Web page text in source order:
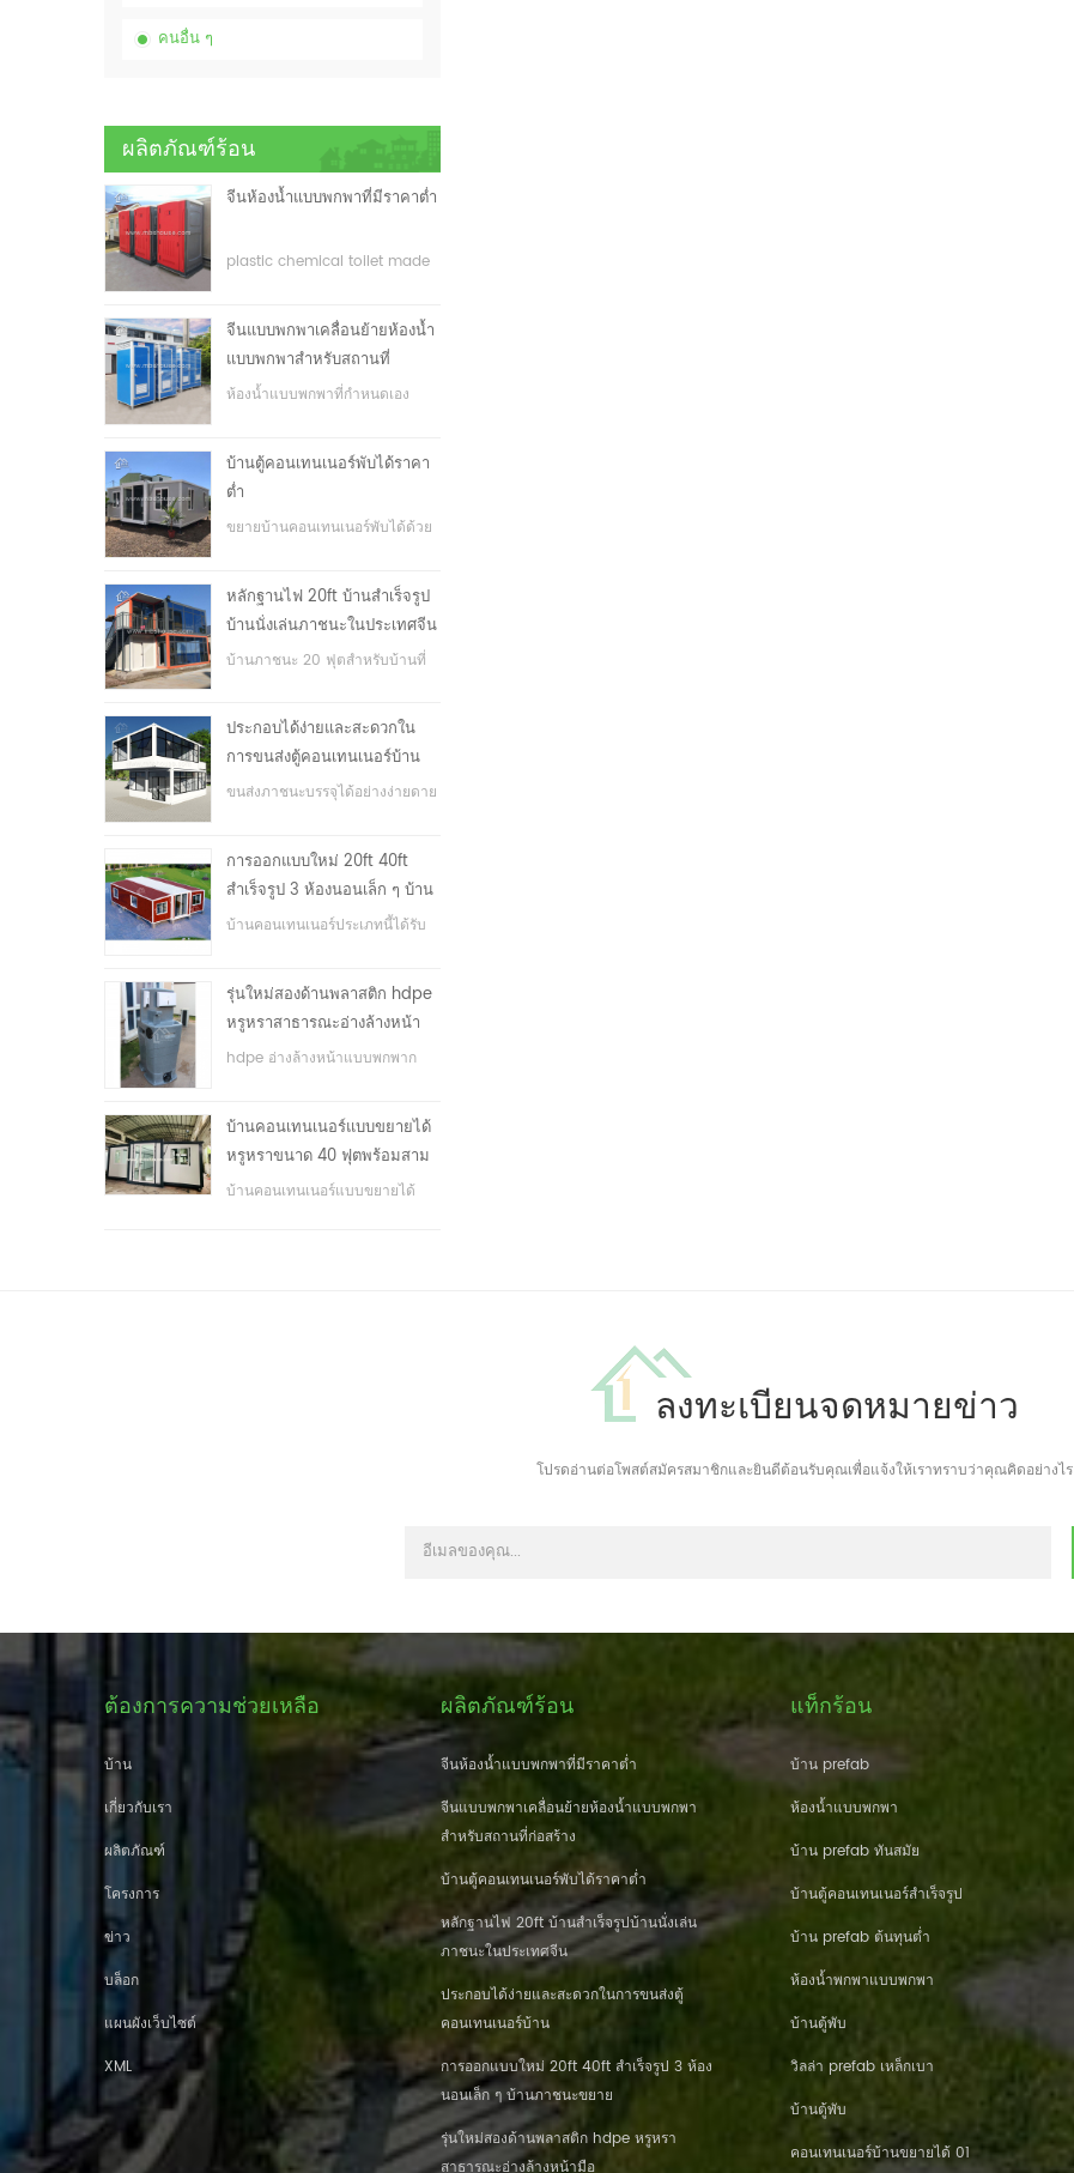
คนอื่น ๆ
ผลิตภัณฑ์ร้อน
จีนห้องน้ำแบบพกพาที่มีราคาต่ำ
plastic chemical toilet made
จีนแบบพกพาเคลื่อนย้ายห้องน้ำ
แบบพกพาสำหรับสถานที่
ก่อสร้าง
ห้องน้ำแบบพกพาที่กำหนดเอง
บ้านตู้คอนเทนเนอร์พับได้ราคา
ต่ำ
ขยายบ้านคอนเทนเนอร์พับได้ด้วย
หลักฐานไฟ 20ft บ้านสำเร็จรูป
บ้านนั่งเล่นภาชนะในประเทศจีน
บ้านภาชนะ 20 ฟุตสำหรับบ้านที่
ประกอบได้ง่ายและสะดวกใน
การขนส่งตู้คอนเทนเนอร์บ้าน
ขนส่งภาชนะบรรจุได้อย่างง่ายดาย
การออกแบบใหม่ 20ft 40ft
สำเร็จรูป 3 ห้องนอนเล็ก ๆ บ้าน
ภาชนะขยาย
บ้านคอนเทนเนอร์ประเภทนี้ได้รับ
ห้องน้ำและระบบไฟฟ้า
รุ่นใหม่สองด้านพลาสติก hdpe
หรูหราสาธารณะอ่างล้างหน้า
มือ
hdpe อ่างล้างหน้าแบบพกพาก
nbsp;
บ้านคอนเทนเนอร์แบบขยายได้
หรูหราขนาด 40 ฟุตพร้อมสาม
ห้องนอน
บ้านคอนเทนเนอร์แบบขยายได้
ลงทะเบียนจดหมายข่าว
โปรดอ่านต่อโพสต์สมัครสมาชิกและยินดีต้อนรับคุณเพื่อแจ้งให้เราทราบว่าคุณคิดอย่างไร
ต้องการความช่วยเหลือ
บ้าน
เกี่ยวกับเรา
ผลิตภัณฑ์
โครงการ
ข่าว
บล็อก
แผนผังเว็บไซต์
XML
ผลิตภัณฑ์ร้อน
จีนห้องน้ำแบบพกพาที่มีราคาต่ำ
จีนแบบพกพาเคลื่อนย้ายห้องน้ำแบบพกพา
สำหรับสถานที่ก่อสร้าง
บ้านตู้คอนเทนเนอร์พับได้ราคาต่ำ
หลักฐานไฟ 20ft บ้านสำเร็จรูปบ้านนั่งเล่น
ภาชนะในประเทศจีน
ประกอบได้ง่ายและสะดวกในการขนส่งตู้
คอนเทนเนอร์บ้าน
การออกแบบใหม่ 20ft 40ft สำเร็จรูป 3 ห้อง
นอนเล็ก ๆ บ้านภาชนะขยาย
รุ่นใหม่สองด้านพลาสติก hdpe หรูหรา
สาธารณะอ่างล้างหน้ามือ
แท็กร้อน
บ้าน prefab
ห้องน้ำแบบพกพา
บ้าน prefab ทันสมัย
บ้านตู้คอนเทนเนอร์สำเร็จรูป
บ้าน prefab ต้นทุนต่ำ
ห้องน้ำพกพาแบบพกพา
บ้านตู้พับ
วิลล่า prefab เหล็กเบา
บ้านตู้พับ
คอนเทนเนอร์บ้านขยายได้ 01